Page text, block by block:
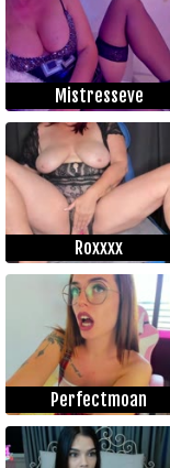
Mistresseve
Roxxxx
Perfectmoan